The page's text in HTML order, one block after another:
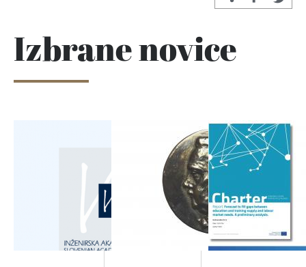
Izbrane novice